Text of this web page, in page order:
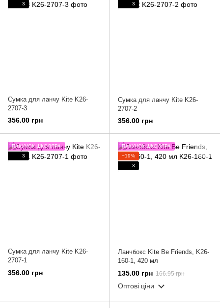
3
Сумка для ланчу Kite K26-
2707-3
356.00 грн
3
Сумка для ланчу Kite K26-
2707-2
356.00 грн
ПАКУНОК ШКОЛЯРА
3
Сумка для ланчу Kite K26-
2707-1
356.00 грн
ПАКУНОК ШКОЛЯРА
−19%
3
Ланчбокс Kite Be Friends, K26-
160-1, 420 мл
135.00 грн 166.95 грн
Оптові ціни